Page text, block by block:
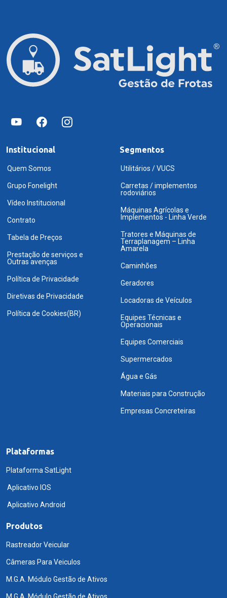
Institucional
Quem Somos
Grupo Fonelight
Vídeo Institucional
Contrato
Tabela de Preços
Prestação de serviços e
Outras avenças
Política de Privacidade
Diretivas de Privacidade
Política de Cookies(BR)
Segmentos
Utilitários / VUCS
Carretas / implementos
rodoviários
Máquinas Agrícolas e
Implementos - Linha Verde
Tratores e Máquinas de
Terraplanagem – Linha
Amarela
Caminhões
Geradores
Locadoras de Veículos
Equipes Técnicas e
Operacionais
Equipes Comerciais
Supermercados
Água e Gás
Materiais para Construção
Empresas Concreteiras
Plataformas
Plataforma SatLight
Aplicativo IOS
Aplicativo Android
Produtos
Rastreador Veicular
Câmeras Para Veiculos
M.G.A. Módulo Gestão de Ativos